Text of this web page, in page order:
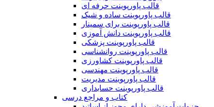
قالب پاورپوینت حرفه ای
قالب پاورپوینت ساده و شیک
قالب پاورپوینت برای سمینار
قالب پاورپوینت دانش آموزی
قالب پاورپوینت پزشکی
قالب پاورپوینت روانشناسی
قالب پاورپوینت کشاورزی
قالب پاورپوینت مهندسی
قالب پاورپوینت مدیریت
قالب پاورپوینت حسابداری
کتاب و مراجع درسی